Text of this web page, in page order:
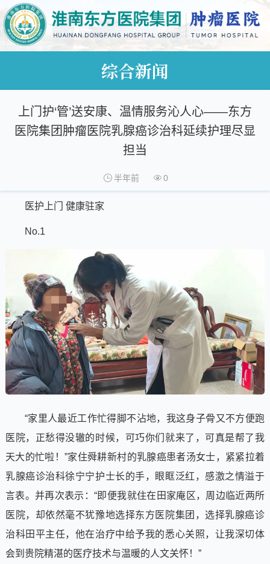
综合新闻
上门护‘管’送安康、温情服务沁人心——东方
医院集团肿瘤医院乳腺癌诊治科延续护理尽显
担当
半年前 0
医护上门 健康驻家
No.1
“家里人最近工作忙得脚不沾地，我这身子骨又不方便跑
医院，正愁得没辙的时候，可巧你们就来了，可真是帮了我
天大的忙啦！”家住舜耕新村的乳腺癌患者汤女士，紧紧拉着
乳腺癌诊治科徐宁宁护士长的手，眼眶泛红，感激之情溢于
言表。并再次表示：“即便我就住在田家庵区，周边临近两所
医院，却依然毫不犹豫地选择东方医院集团，选择乳腺癌诊
治科田平主任，他在治疗中给予我的悉心关照，让我深切体
会到贵院精湛的医疗技术与温暖的人文关怀！”